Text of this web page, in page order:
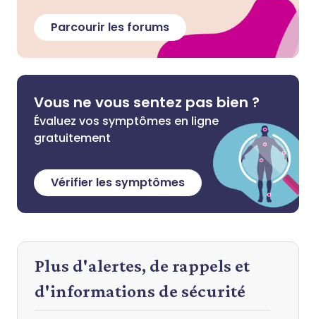
Parcourir les forums
Vous ne vous sentez pas bien ?
Évaluez vos symptômes en ligne
gratuitement
Vérifier les symptômes
Plus d'alertes, de rappels et
d'informations de sécurité